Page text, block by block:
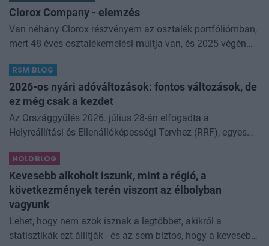
Clorox Company - elemzés
Van néhány Clorox részvényem az osztalék portfóliómban,
mert 48 éves osztalékemelési múltja van, és 2025 végén
dividend king-et. Azt
RSM BLOG
2026-os nyári adóváltozások: fontos változások, de
ez még csak a kezdet
Az Országgyűlés 2026. július 28-án elfogadta a
Helyreállítási és Ellenállóképességi Tervhez (RRF), egyes
kapcsolódó adóintézkedésekről, v
HOLDBLOG
Kevesebb alkoholt iszunk, mint a régió, a
következmények terén viszont az élbolyban
vagyunk
Lehet, hogy nem azok isznak a legtöbbet, akikről a
statisztikák ezt állítják - és az sem biztos, hogy a kevesebb